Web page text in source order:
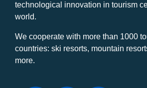
technological innovation in tourism
world.
We cooperate with more than 1000
countries: ski resorts, mountain
more.